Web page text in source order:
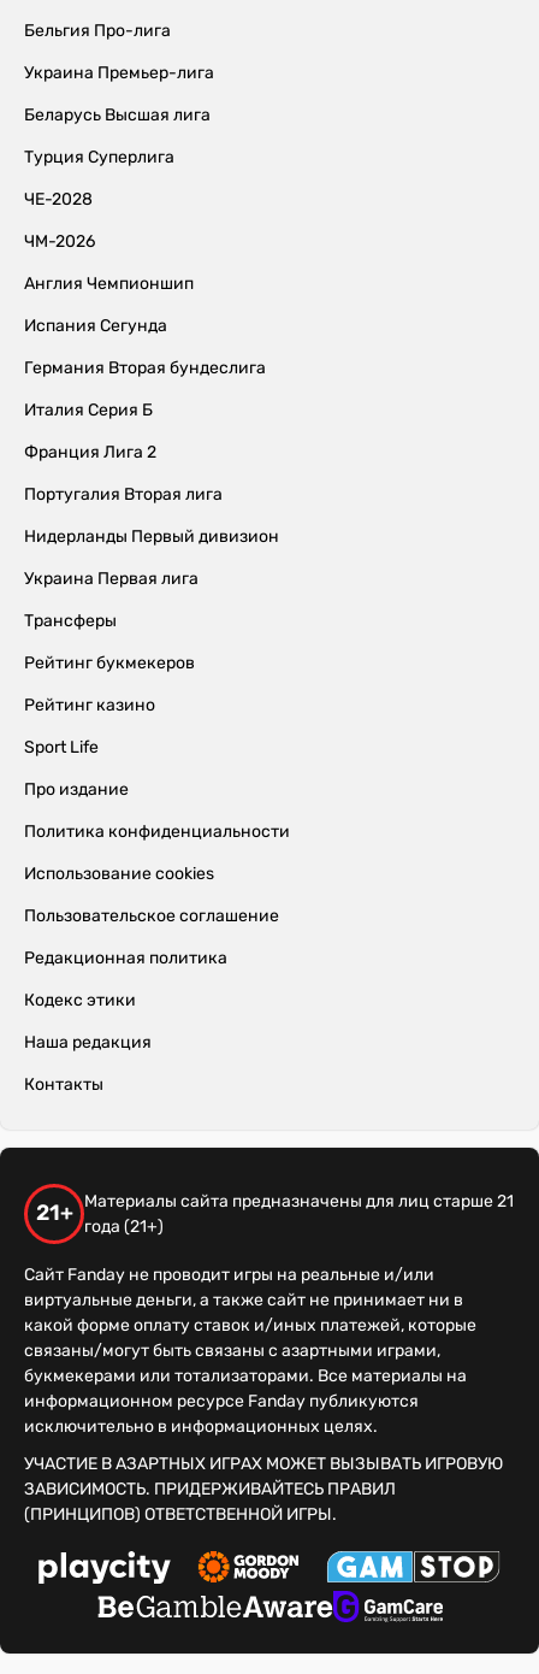
Бельгия Про-лига
Украина Премьер-лига
Беларусь Высшая лига
Турция Суперлига
ЧЕ-2028
ЧМ-2026
Англия Чемпионшип
Испания Сегунда
Германия Вторая бундеслига
Италия Серия Б
Франция Лига 2
Португалия Вторая лига
Нидерланды Первый дивизион
Украина Первая лига
Трансферы
Рейтинг букмекеров
Рейтинг казино
Sport Life
Про издание
Политика конфиденциальности
Использование cookies
Пользовательское соглашение
Редакционная политика
Кодекс этики
Наша редакция
Контакты
21+
Материалы сайта предназначены для лиц старше 21
года (21+)
Сайт Fanday не проводит игры на реальные и/или
виртуальные деньги, а также сайт не принимает ни в
какой форме оплату ставок и/иных платежей, которые
связаны/могут быть связаны с азартными играми,
букмекерами или тотализаторами. Все материалы на
информационном ресурсе Fanday публикуются
исключительно в информационных целях.
УЧАСТИЕ В АЗАРТНЫХ ИГРАХ МОЖЕТ ВЫЗЫВАТЬ ИГРОВУЮ
ЗАВИСИМОСТЬ. ПРИДЕРЖИВАЙТЕСЬ ПРАВИЛ
(ПРИНЦИПОВ) ОТВЕТСТВЕННОЙ ИГРЫ.